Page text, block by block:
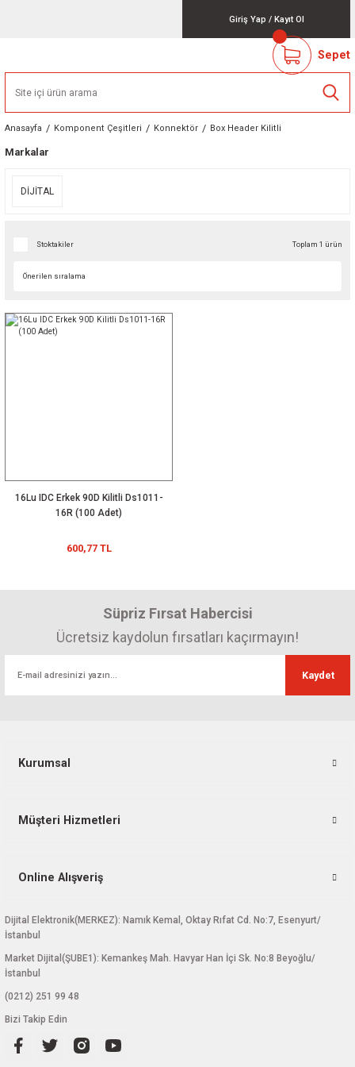
Giriş Yap / Kayıt Ol
Sepet
Anasayfa Komponent Çeşitleri Konnektör Box Header Kilitli
Markalar
DİJİTAL
Stoktakiler Toplam 1 ürün
16Lu IDC Erkek 90D Kilitli Ds1011-
16R (100 Adet)
600,77 TL
Süpriz Fırsat Habercisi
Ücretsiz kaydolun fırsatları kaçırmayın!
Kaydet
Kurumsal
Müşteri Hizmetleri
Online Alışveriş
Dijital Elektronik(MERKEZ): Namık Kemal, Oktay Rıfat Cd. No:7, Esenyurt/
İstanbul
Market Dijital(ŞUBE1): Kemankeş Mah. Havyar Han İçi Sk. No:8 Beyoğlu/
İstanbul
(0212) 251 99 48
Bizi Takip Edin